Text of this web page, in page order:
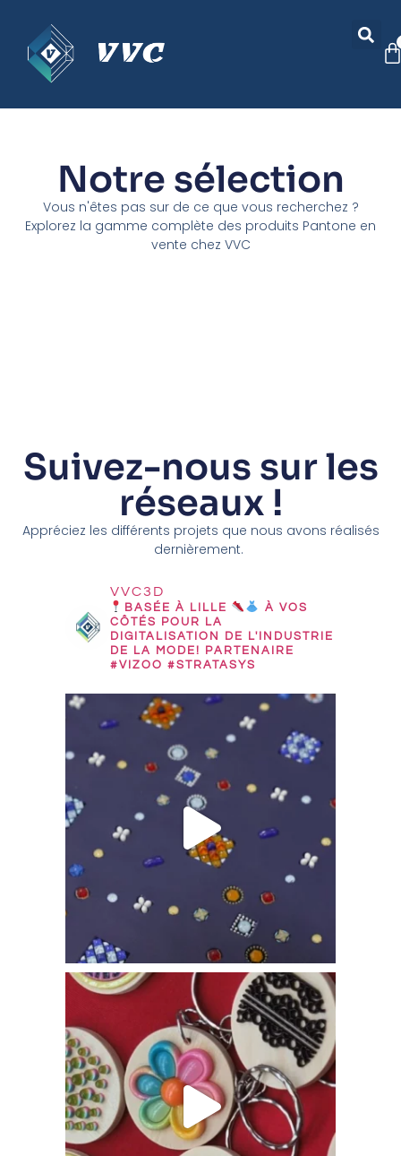
Notre sélection
Vous n'êtes pas sur de ce que vous recherchez ?
Explorez la gamme complète des produits Pantone en
vente chez VVC
Suivez-nous sur les
réseaux !
Appréciez les différents projets que nous avons réalisés
dernièrement.
VVC3D
BASÉE À LILLE
À VOS
CÔTÉS POUR LA
DIGITALISATION DE L'INDUSTRIE
DE LA MODE!
PARTENAIRE
#VIZOO #STRATASYS